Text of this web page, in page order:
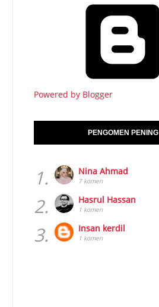
Powered by Blogger
PENGOMEN PENING
1. Nina Ahmad
7 komen
2. Hasrul Hassan
1 komen
3. Insan kerdil
1 komen